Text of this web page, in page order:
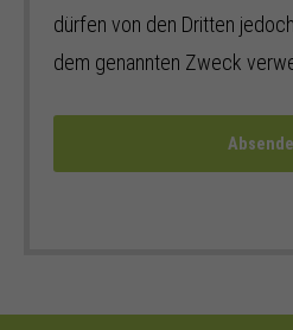
dürfen von den Dritten
dem genannten Zweck